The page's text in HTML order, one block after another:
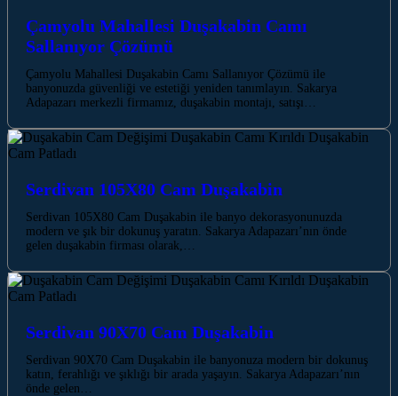
Çamyolu Mahallesi Duşakabin Camı
Sallanıyor Çözümü
Çamyolu Mahallesi Duşakabin Camı Sallanıyor Çözümü ile
banyonuzda güvenliği ve estetiği yeniden tanımlayın. Sakarya
Adapazarı merkezli firmamız, duşakabin montajı, satışı…
Serdivan 105X80 Cam Duşakabin
Serdivan 105X80 Cam Duşakabin ile banyo dekorasyonunuzda
modern ve şık bir dokunuş yaratın. Sakarya Adapazarı’nın önde
gelen duşakabin firması olarak,…
Serdivan 90X70 Cam Duşakabin
Serdivan 90X70 Cam Duşakabin ile banyonuza modern bir dokunuş
katın, ferahlığı ve şıklığı bir arada yaşayın. Sakarya Adapazarı’nın
önde gelen…